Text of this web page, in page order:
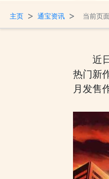
主页 > 通宝资讯 > 当前页
近
热门新
月发售